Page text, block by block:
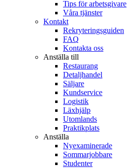
Tips för arbetsgivare
Våra tjänster
Kontakt
Rekryteringsguiden
FAQ
Kontakta oss
Anställa till
Restaurang
Detaljhandel
Säljare
Kundservice
Logistik
Läxhjälp
Utomlands
Praktikplats
Anställa
Nyexaminerade
Sommarjobbare
Studenter